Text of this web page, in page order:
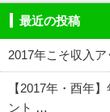
最近の投稿
2017年こそ収入
【2017年・酉年
ント …